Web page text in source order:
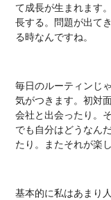
て成長が生まれます
長する。問題が出て
る時なんですね。
毎日のルーティンじ
気がつきます。初対
会社と出会ったり。
でも自分はどうなん
たり。またそれが楽
基本的に私はあまり